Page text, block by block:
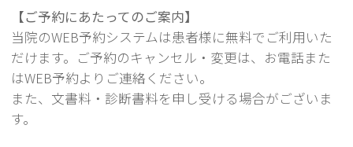
【ご予約にあたってのご案内】
当院のWEB予約システムは患者様に無料でご利用いた
だけます。ご予約のキャンセル・変更は、お電話また
はWEB予約よりご連絡ください。
また、文書料・診断書料を申し受ける場合がございま
す。